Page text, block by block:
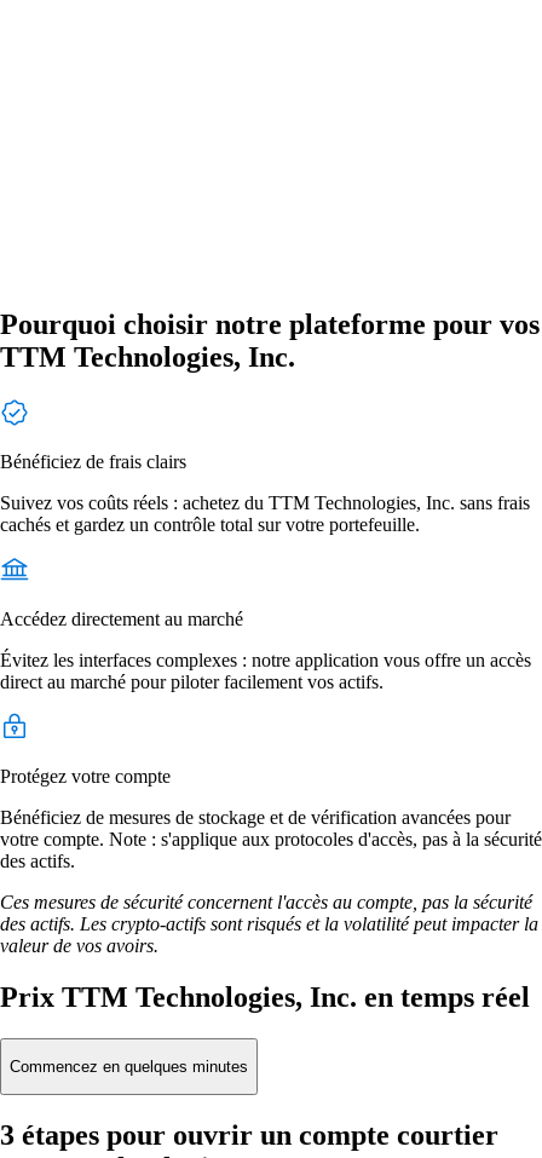
Pourquoi choisir notre plateforme pour vos
TTM Technologies, Inc.
Bénéficiez de frais clairs
Suivez vos coûts réels : achetez du TTM Technologies, Inc. sans frais
cachés et gardez un contrôle total sur votre portefeuille.
Accédez directement au marché
Évitez les interfaces complexes : notre application vous offre un accès
direct au marché pour piloter facilement vos actifs.
Protégez votre compte
Bénéficiez de mesures de stockage et de vérification avancées pour
votre compte. Note : s'applique aux protocoles d'accès, pas à la sécurité
des actifs.
Ces mesures de sécurité concernent l'accès au compte, pas la sécurité
des actifs. Les crypto-actifs sont risqués et la volatilité peut impacter la
valeur de vos avoirs.
Prix TTM Technologies, Inc. en temps réel
Commencez en quelques minutes
3 étapes pour ouvrir un compte courtier